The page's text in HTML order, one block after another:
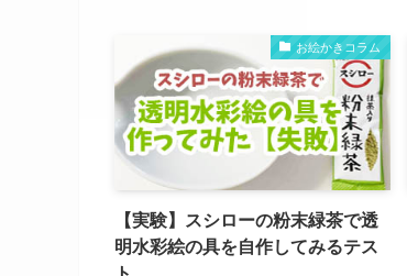
お絵かきコラム
【実験】スシローの粉末緑茶で透
明水彩絵の具を自作してみるテス